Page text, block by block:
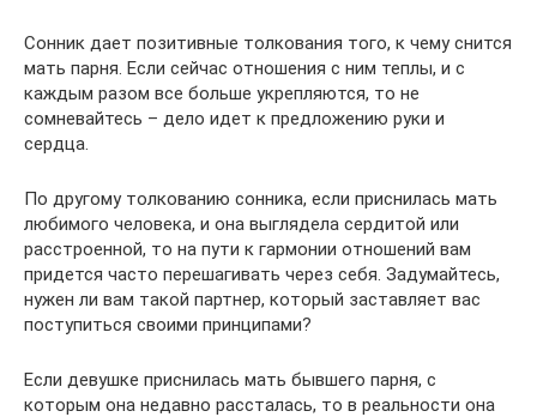
Сонник дает позитивные толкования того, к чему снится
мать парня. Если сейчас отношения с ним теплы, и с
каждым разом все больше укрепляются, то не
сомневайтесь – дело идет к предложению руки и
сердца.
По другому толкованию сонника, если приснилась мать
любимого человека, и она выглядела сердитой или
расстроенной, то на пути к гармонии отношений вам
придется часто перешагивать через себя. Задумайтесь,
нужен ли вам такой партнер, который заставляет вас
поступиться своими принципами?
Если девушке приснилась мать бывшего парня, с
которым она недавно рассталась, то в реальности она